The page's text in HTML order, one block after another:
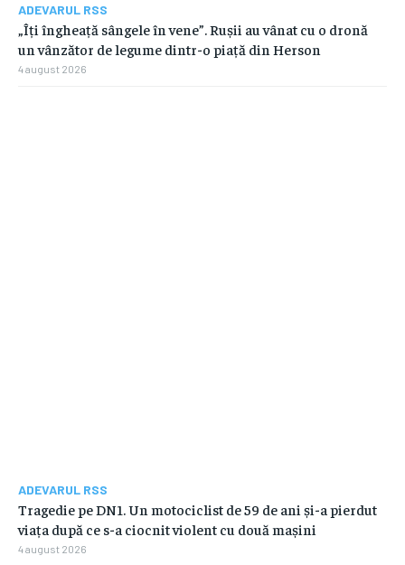
ADEVARUL RSS
„Îți îngheață sângele în vene”. Rușii au vânat cu o dronă
un vânzător de legume dintr-o piață din Herson
4 august 2026
ADEVARUL RSS
Tragedie pe DN1. Un motociclist de 59 de ani și-a pierdut
viața după ce s-a ciocnit violent cu două mașini
4 august 2026